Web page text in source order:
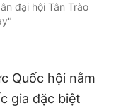
đại hội Tân Trào
Quốc hội nằm
gia đặc biệt